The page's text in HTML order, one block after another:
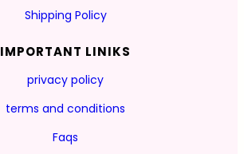
Shipping Policy
IMPORTANT LINIKS
privacy policy
terms and conditions
Faqs